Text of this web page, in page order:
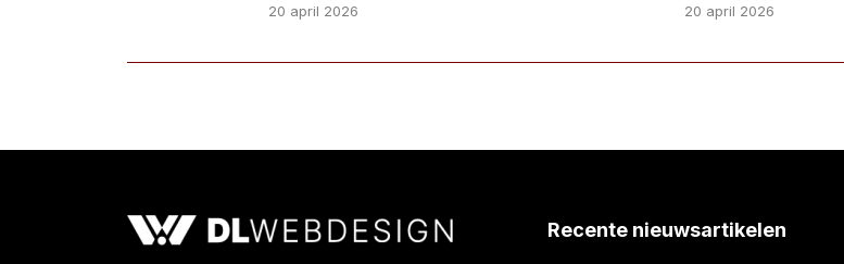
20 april 2026 20 april 2026
Recente nieuwsartikelen